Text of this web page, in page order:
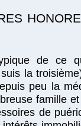
de ce
la
peu la
famille
de